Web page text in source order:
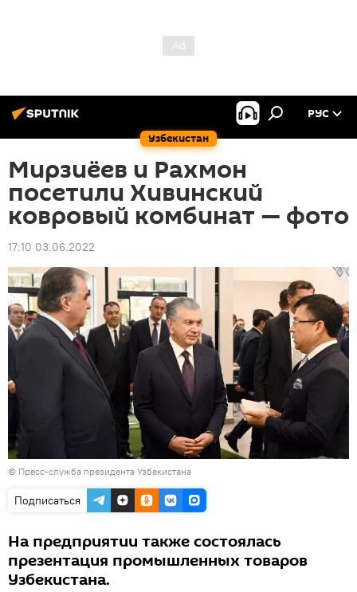
Узбекистан
РУС
Мирзиёев и Рахмон
посетили Хивинский
ковровый комбинат — фото
17:10 03.06.2022
© Пресс-служба президента Узбекистана
Подписаться
На предприятии также состоялась
презентация промышленных товаров
Узбекистана.